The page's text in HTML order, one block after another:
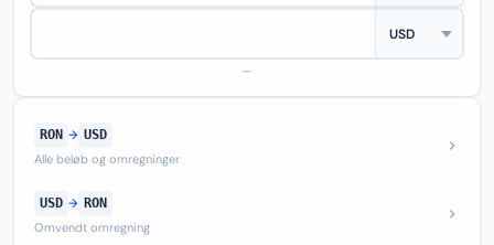
—
RON → USD
Alle beløb og omregninger
USD → RON
Omvendt omregning